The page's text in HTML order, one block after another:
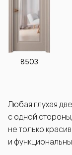
8503
Любая глухая
с одной
не только
и